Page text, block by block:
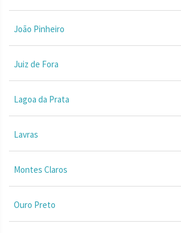
João Pinheiro
Juiz de Fora
Lagoa da Prata
Lavras
Montes Claros
Ouro Preto